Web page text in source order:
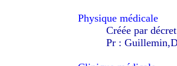
Physique médicale
Créée par
Pr :